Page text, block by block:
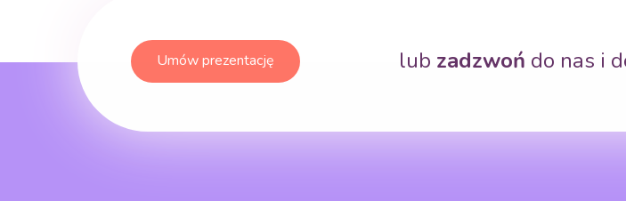
Umów prezentację lub zadzwoń do nas i